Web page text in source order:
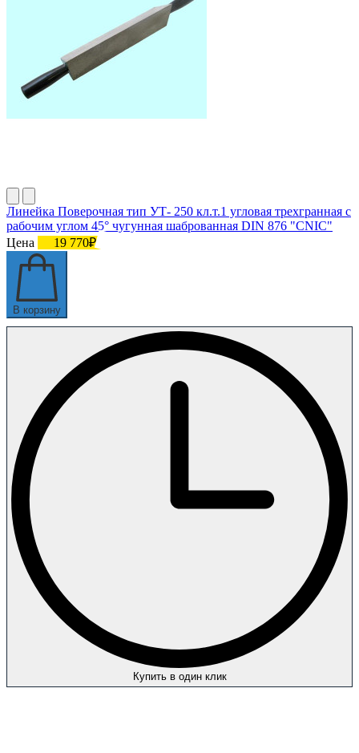
Линейка Поверочная тип УТ- 250 кл.т.1 угловая трехгранная с
рабочим углом 45° чугунная шаброванная DIN 876 "CNIC"
Цена
19 770₽
В корзину
Купить в один клик